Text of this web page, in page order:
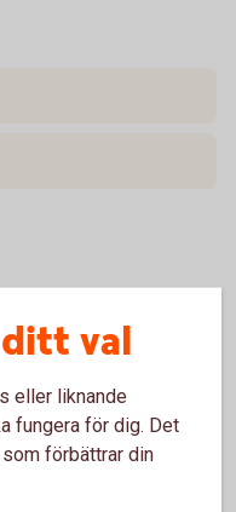
val
eller liknande
fungera för dig. Det
förbättrar din